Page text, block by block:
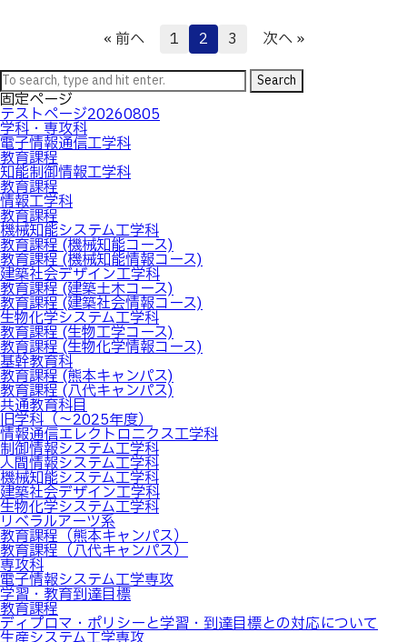
« 前へ 1 2 3 次へ »
Search
固定ページ
テストページ20260805
学科・専攻科
電子情報通信工学科
教育課程
知能制御情報工学科
教育課程
情報工学科
教育課程
機械知能システム工学科
教育課程 (機械知能コース)
教育課程 (機械知能情報コース)
建築社会デザイン工学科
教育課程 (建築土木コース)
教育課程 (建築社会情報コース)
生物化学システム工学科
教育課程 (生物工学コース)
教育課程 (生物化学情報コース)
基幹教育科
教育課程 (熊本キャンパス)
教育課程 (八代キャンパス)
共通教育科目
旧学科（～2025年度）
情報通信エレクトロニクス工学科
制御情報システム工学科
人間情報システム工学科
機械知能システム工学科
建築社会デザイン工学科
生物化学システム工学科
リベラルアーツ系
教育課程（熊本キャンパス）
教育課程（八代キャンパス）
専攻科
電子情報システム工学専攻
学習・教育到達目標
教育課程
ディプロマ・ポリシーと学習・到達目標との対応について